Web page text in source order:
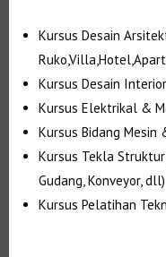
Kursus Desain
Kursus Desain
Kursus Elektrikal &
Kursus Bidang Mesin
Kursus Tekla Struktur
Gudang, Konveyor, dll)
Kursus Pelatihan